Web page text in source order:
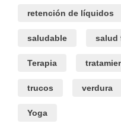
retención de líquidos
saludable salud
Terapia
trucos verdura
Yoga